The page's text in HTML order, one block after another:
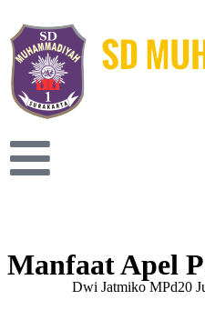
Manfaat Apel
Dwi Jatmiko MPd20